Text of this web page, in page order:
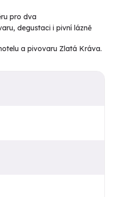
pro dva
degustaci i pivní lázně
a pivovaru Zlatá Kráva.